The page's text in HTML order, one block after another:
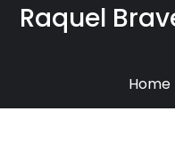
Raquel
Home